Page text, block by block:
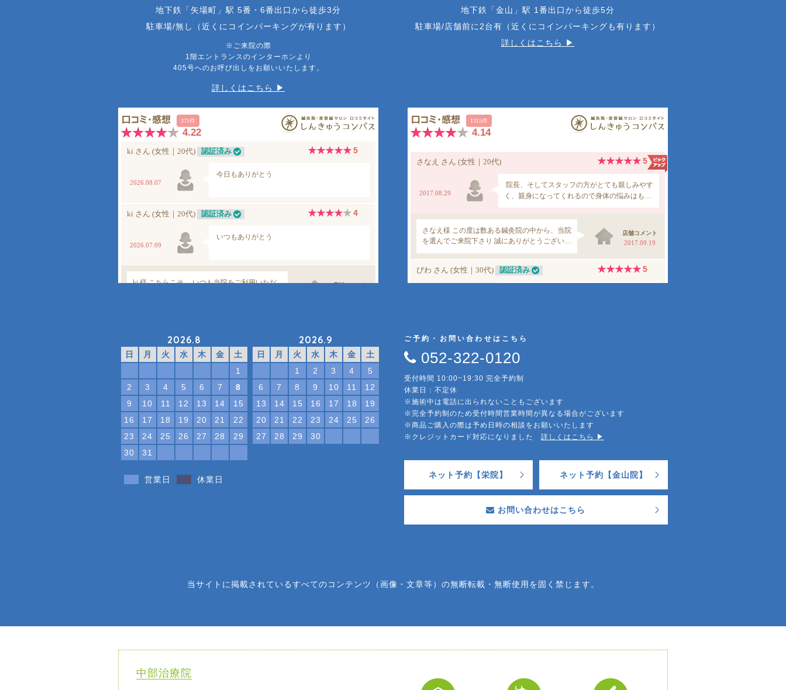
地下鉄「矢場町」駅 5番・6番出口から徒歩3分
駐車場/無し（近くにコインパーキングが有ります）
※ご来院の際
1階エントランスのインターホンより
405号へのお呼び出しをお願いいたします。
詳しくはこちら ▶︎
地下鉄「金山」駅 1番出口から徒歩5分
駐車場/店舗前に2台有（近くにコインパーキングも有ります）
詳しくはこちら ▶︎
2026.8
日 月 火 水 木 金
土
1
2
3 4 5 6 7
8
9
10 11 12 13 14
15
16
17 18 19 20 21
22
23
24 25 26 27 28
29
30
31
2026.9
日 月 火 水 木 金
土
1
2 3 4
5
6
7 8 9 10 11
12
13
14 15 16 17 18
19
20
21 22 23 24 25
26
27
28 29 30
営業日 休業日
ご予約・お問い合わせはこちら
052-322-0120
受付時間 10:00~19:30 完全予約制
休業日：不定休
※施術中は電話に出られないこともございます
※完全予約制のため受付時間営業時間が異なる場合がございます
※商品ご購入の際は予め日時の相談をお願いいたします
※クレジットカード対応になりました 詳しくはこちら ▶︎
ネット予約【栄院】 ネット予約【金山院】
お問い合わせはこちら
当サイトに掲載されているすべてのコンテンツ（画像・文章等）の無断転載・無断使用を固く禁じます。
中部治療院